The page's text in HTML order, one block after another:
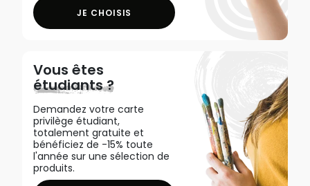
JE CHOISIS
Vous êtes
étudiants ?
Demandez votre carte
privilège étudiant,
totalement gratuite et
bénéficiez de -15% toute
l'année sur une sélection de
produits.